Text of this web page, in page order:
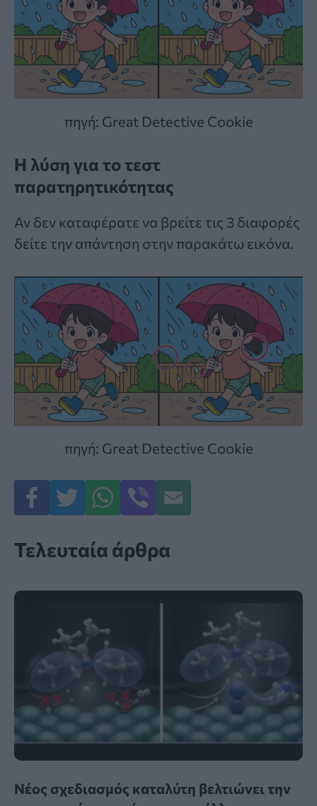
πηγή: Great Detective Cookie
Η λύση για το τεστ
παρατηρητικότητας
Αν δεν καταφέρατε να βρείτε τις 3 διαφορές
δείτε την απάντηση στην παρακάτω εικόνα.
πηγή: Great Detective Cookie
Τελευταία άρθρα
Νέος σχεδιασμός καταλύτη βελτιώνει την